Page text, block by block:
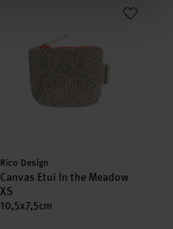
Rolle In the Meadow 100
Canvas Etui In the Meadow XS
Hersteller:
Rico Design
Canvas Etui In the Meadow
XS
10,5x7,5cm